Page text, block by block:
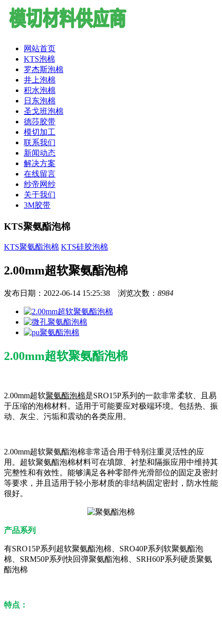
网站首页
KTS泡棉
罗杰斯泡棉
井上泡棉
积水泡棉
日东泡棉
圣戈班泡棉
德莎胶带
模切加工
联系我们
新闻动态
解决方案
在线留言
纱帝网纱
关于我们
3M胶带
KTS聚氨酯泡棉
KTS聚氨酯泡棉 KTS硅胶泡棉
2.00mm超软聚氨酯泡棉
发布日期：2022-06-14 15:25:38 浏览次数： 8984
2.00mm超软聚氨酯泡棉
2.00mm超软聚氨酯泡棉是SRO15P系列的一款非常柔软、且易
于压缩的泡棉材料。适用于可能要应对极端环境。包括热、振
动、灰尘、污垢和震动的各类应用。
2.00mm超软聚氨酯泡棉非常适合用于特别注重灵活性的应
用。超软聚氨酯泡棉材料可在填隙、衬垫和隔振应用中维持其
完整性和有效性。能够满足各种零部件光滑部位的固定及密封
等要求，并且适用于轻小形材质的非结构固定密封，防水性能
很好。
产品系列
有SRO15P系列超软聚氨酯泡棉、SRO40P系列软聚氨酯泡
棉、SRM50P系列快回弹聚氨酯泡棉、SRH60P系列硬质聚氨
酯泡棉
特点：